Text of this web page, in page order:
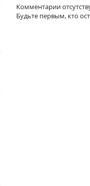
Комментарии
Будьте первым, кто